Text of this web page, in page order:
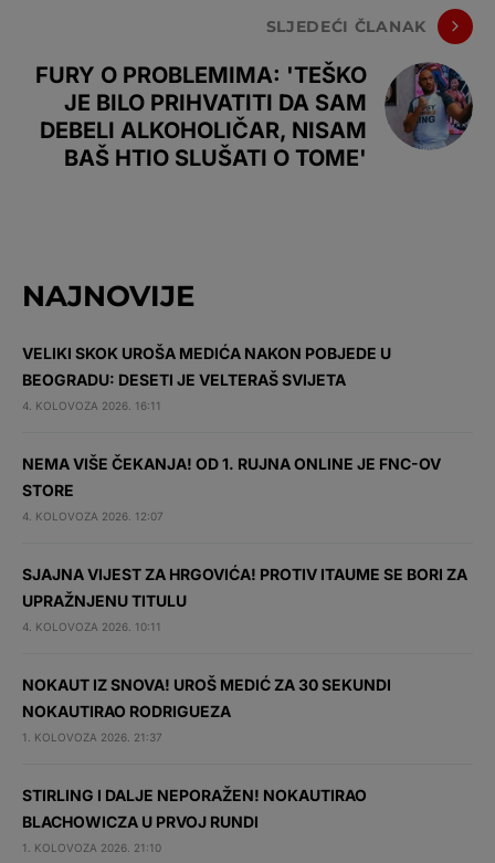
SLJEDEĆI ČLANAK
FURY O PROBLEMIMA: 'TEŠKO
JE BILO PRIHVATITI DA SAM
DEBELI ALKOHOLIČAR, NISAM
BAŠ HTIO SLUŠATI O TOME'
NAJNOVIJE
VELIKI SKOK UROŠA MEDIĆA NAKON POBJEDE U
BEOGRADU: DESETI JE VELTERAŠ SVIJETA
4. KOLOVOZA 2026. 16:11
NEMA VIŠE ČEKANJA! OD 1. RUJNA ONLINE JE FNC-OV
STORE
4. KOLOVOZA 2026. 12:07
SJAJNA VIJEST ZA HRGOVIĆA! PROTIV ITAUME SE BORI ZA
UPRAŽNJENU TITULU
4. KOLOVOZA 2026. 10:11
NOKAUT IZ SNOVA! UROŠ MEDIĆ ZA 30 SEKUNDI
NOKAUTIRAO RODRIGUEZA
1. KOLOVOZA 2026. 21:37
STIRLING I DALJE NEPORAŽEN! NOKAUTIRAO
BLACHOWICZA U PRVOJ RUNDI
1. KOLOVOZA 2026. 21:10